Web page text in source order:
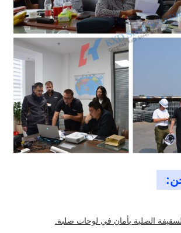
الصلبة بأمان في لوحات صلبة.